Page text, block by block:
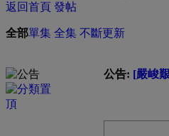
返回首頁 發帖
全部單集 全集 不斷更新
公告: [嚴峻